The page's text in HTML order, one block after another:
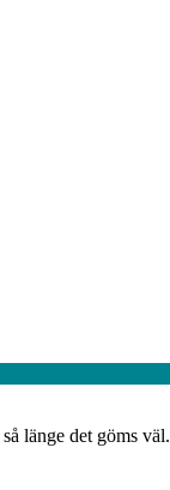
länge det göms väl.